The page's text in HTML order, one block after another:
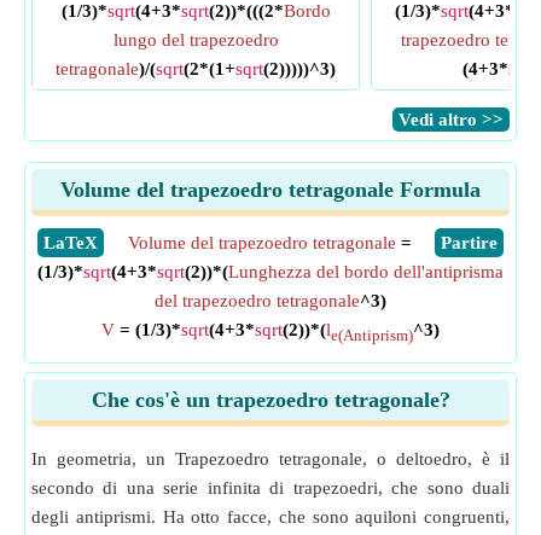
(1/3)*sqrt(4+3*sqrt(2))*(((2*Bordo
lungo del trapezoedro
tetragonale)/(sqrt(2*(1+sqrt(2)))))^3)
(1/3)*sqrt(4+3*
trapezoedro
(4+3*sqrt
​Vedi altro >>
Volume del trapezoedro tetragonale Formula
​LaTeX ​Partire
Volume del trapezoedro tetragonale =
(1/3)*sqrt(4+3*sqrt(2))*(Lunghezza del bordo dell'antiprisma
del trapezoedro tetragonale^3)
V = (1/3)*sqrt(4+3*sqrt(2))*(le(Antiprism)^3)
Che cos'è un trapezoedro tetragonale?
In geometria, un Trapezoedro tetragonale, o deltoedro, è il
secondo di una serie infinita di trapezoedri, che sono duali
degli antiprismi. Ha otto facce, che sono aquiloni congruenti,